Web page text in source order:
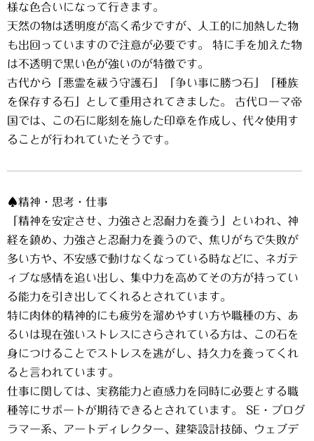
様な色合いになって行きます。
天然の物は透明度が高く希少ですが、人工的に加熱した物
も出回っていますので注意が必要です。 特に手を加えた物
は不透明で黒い色が強いのが特徴です。
古代から「悪霊を祓う守護石」「争い事に勝つ石」「種族
を保存する石」として重用されてきました。 古代ローマ帝
国では、この石に彫刻を施した印章を作成し、代々使用す
ることが行われていたそうです。
♠精神・思考・仕事
「精神を安定させ、力強さと忍耐力を養う」といわれ、神
経を鎮め、力強さと忍耐力を養うので、焦りがちで失敗が
多い方や、不安感で動けなくなっている時などに、ネガテ
ィブな感情を追い出し、集中力を高めてその方が持ってい
る能力を引き出してくれるとされています。
特に肉体的精神的にも疲労を溜めやすい方や職種の方、あ
るいは現在強いストレスにさらされている方は、この石を
身につけることでストレスを逃がし、持久力を養ってくれ
ると言われています。
仕事に関しては、実務能力と直感力を同時に必要とする職
種等にサポートが期待できるとされています。 SE・プログ
ラマー系、アートディレクター、建築設計技師、ウェブデ